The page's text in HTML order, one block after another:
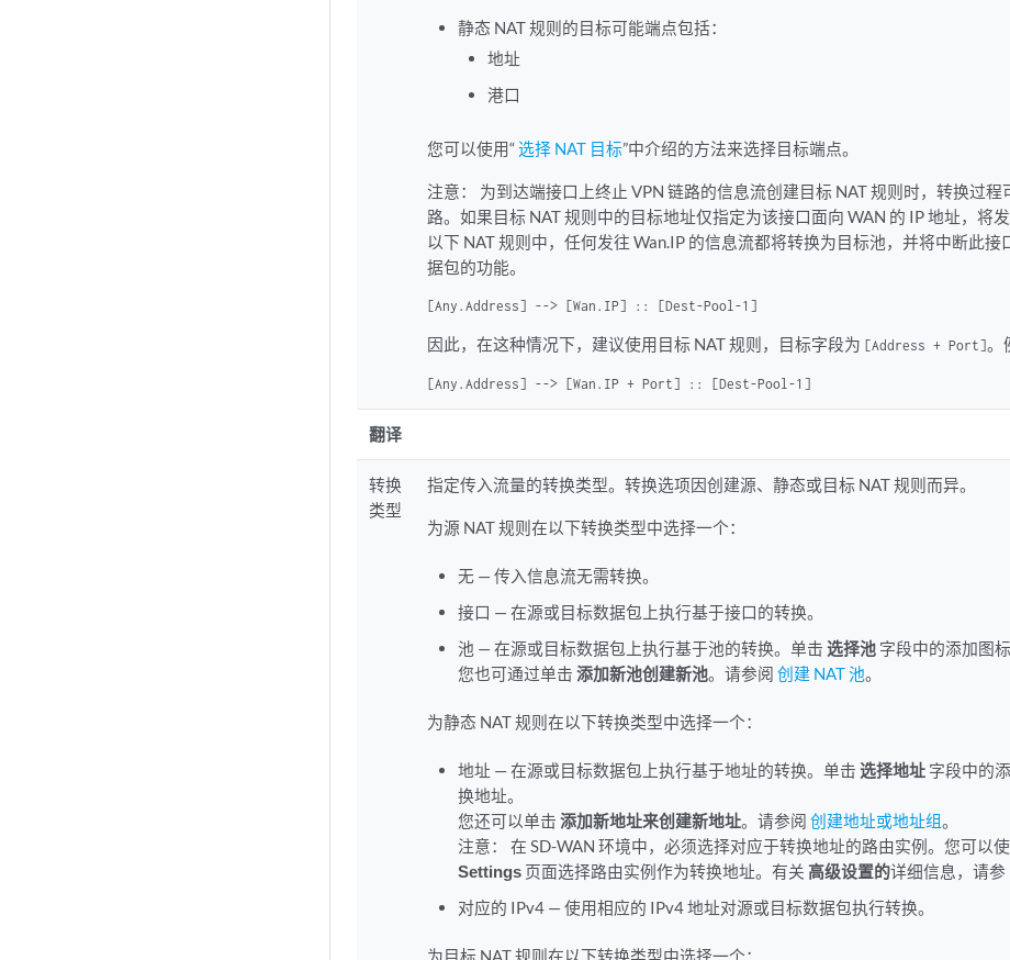
静态 NAT 规则的目标可能端点包括：
地址
港口
您可以使用“选择 NAT 目标”中介绍的方法来选择目标端点。
注意：
为到达端接口上终止 VPN 链路的信息流创建目标 NAT 规则时，转换过程
路。如果目标 NAT 规则中的目标地址仅指定为该接口面向 WAN 的 IP 地址，将
以下 NAT 规则中，任何发往 Wan.IP 的信息流都将转换为目标池，并将中断此接
据包的功能。
[Any.Address] --> [Wan.IP] :: [Dest-Pool-1]
因此，在这种情况下，建议使用目标 NAT 规则，目标字段为 [Address + Port]。
[Any.Address] --> [Wan.IP + Port] :: [Dest-Pool-1]
翻译
转换
类型
指定传入流量的转换类型。转换选项因创建源、静态或目标 NAT 规则而异。
为源 NAT 规则在以下转换类型中选择一个：
无 — 传入信息流无需转换。
接口 — 在源或目标数据包上执行基于接口的转换。
池 — 在源或目标数据包上执行基于池的转换。单击 选择池字段中的添加图
您也可通过单击 添加新池创建新池。请参阅 创建 NAT 池。
为静态 NAT 规则在以下转换类型中选择一个：
地址 — 在源或目标数据包上执行基于地址的转换。单击 选择地址字段中的
换地址。
您还可以单击 添加新地址来创建新地址。请参阅 创建地址或地址组。
注意：
在 SD-WAN 环境中，必须选择对应于转换地址的路由实例。您可以
Settings页面选择路由实例作为转换地址。有关 高级设置的详细信息，请参
对应的 IPv4 — 使用相应的 IPv4 地址对源或目标数据包执行转换。
为目标 NAT 规则在以下转换类型中选择一个：